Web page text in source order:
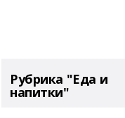
Рубрика "Еда и
напитки"